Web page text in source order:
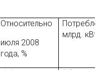
Относительно
июля 2008
года, %
млрд.